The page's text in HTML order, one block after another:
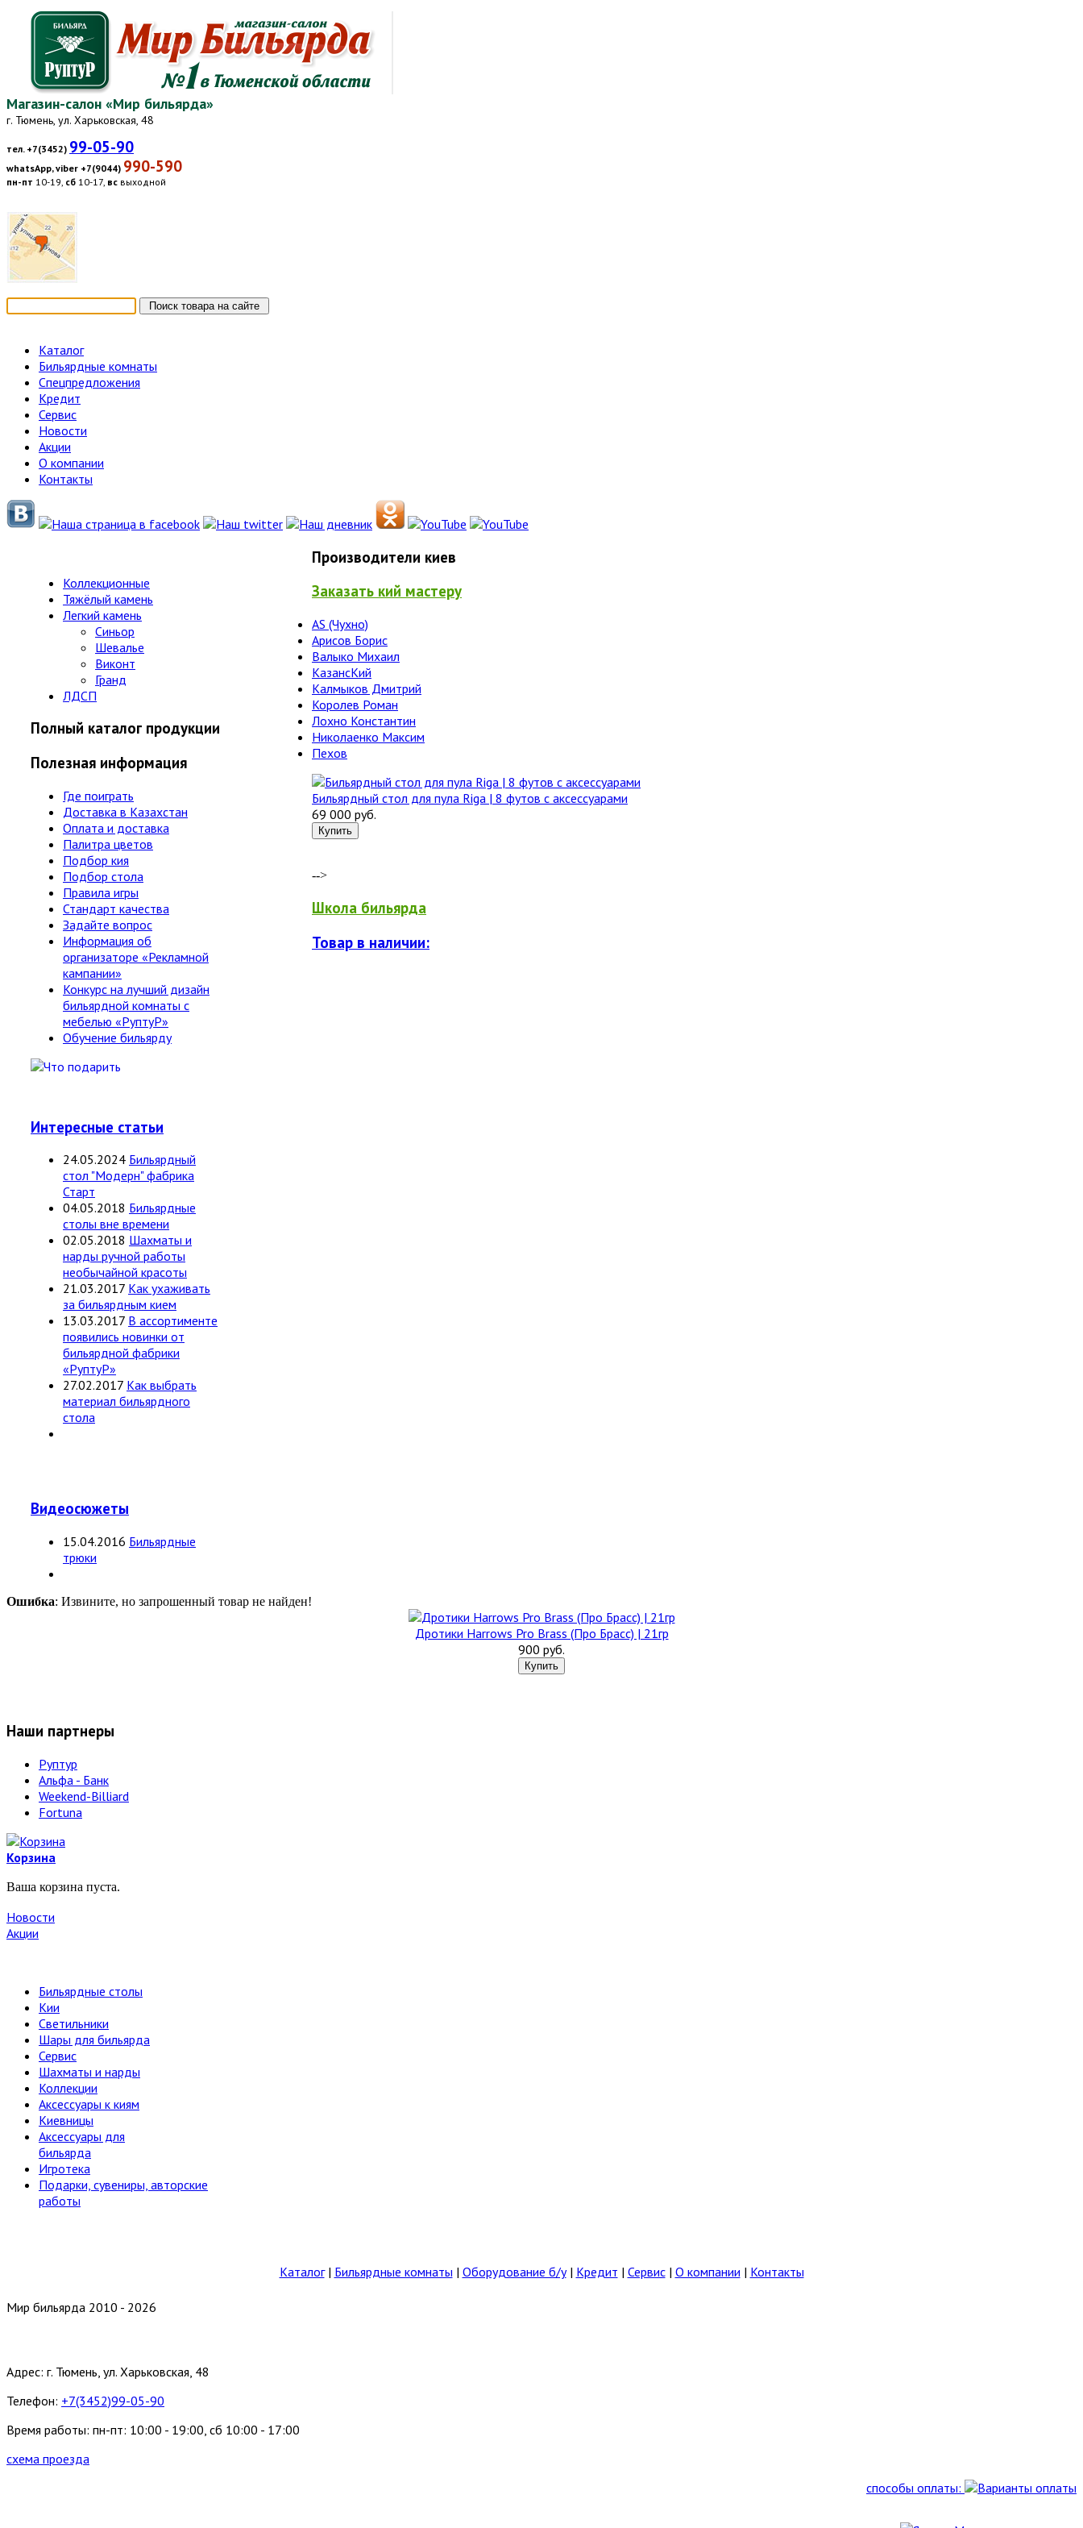
Магазин-салон «Мир бильярда»
г. Тюмень, ул. Харьковская, 48
тел. +7(3452) 99-05-90
whatsApp, viber +7(9044) 990-590
пн-пт 10-19, сб 10-17, вс выходной
Каталог
Бильярдные комнаты
Спецпредложения
Кредит
Сервис
Новости
Акции
О компании
Контакты
Коллекционные
Тяжёлый камень
Легкий камень
Синьор
Шевалье
Виконт
Гранд
ЛДСП
Полный каталог продукции
Полезная информация
Где поиграть
Доставка в Казахстан
Оплата и доставка
Палитра цветов
Подбор кия
Подбор стола
Правила игры
Стандарт качества
Задайте вопрос
Информация об
организаторе «Рекламной
кампании»
Конкурс на лучший дизайн
бильярдной комнаты с
мебелью «РуптуР»
Обучение бильярду
Интересные статьи
24.05.2024 Бильярдный
стол "Модерн" фабрика
Старт
04.05.2018 Бильярдные
столы вне времени
02.05.2018 Шахматы и
нарды ручной работы
необычайной красоты
21.03.2017 Как ухаживать
за бильярдным кием
13.03.2017 В ассортименте
появились новинки от
бильярдной фабрики
«РуптуР»
27.02.2017 Как выбрать
материал бильярдного
стола
Видеосюжеты
15.04.2016 Бильярдные
трюки
Ошибка: Извините, но запрошенный товар не найден!
Производители киев
Заказать кий мастеру
AS (Чухно)
Арисов Борис
Валыко Михаил
КазансКий
Калмыков Дмитрий
Королев Роман
Лохно Константин
Николаенко Максим
Пехов
Бильярдный стол для пула Riga | 8 футов с аксессуарами
69 000 руб.
-->
Школа бильярда
Товар в наличии:
Дротики Harrows Pro Brass (Про Брасс) | 21гр
900 руб.
Наши партнеры
Руптур
Альфа - Банк
Weekend-Billiard
Fortuna
Корзина
Ваша корзина пуста.
Новости
Акции
Бильярдные столы
Кии
Светильники
Шары для бильярда
Сервис
Шахматы и нарды
Коллекции
Аксессуары к киям
Киевницы
Аксессуары для
бильярда
Игротека
Подарки, сувениры, авторские
работы
Каталог| Бильярдные комнаты | Оборудование б/у| Кредит | Сервис| О компании | Контакты
Мир бильярда 2010 - 2026
Адрес: г. Тюмень, ул. Харьковская, 48
Телефон: +7(3452)99-05-90
Время работы: пн-пт: 10:00 - 19:00, сб 10:00 - 17:00
схема проезда
способы оплаты: